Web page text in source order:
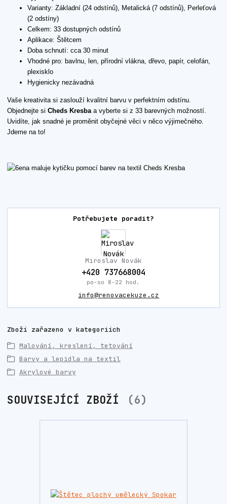
Varianty: Základní (24 odstínů), Metalická (7 odstínů), Perleťová
(2 odstíny)
Celkem: 33 dostupných odstínů
Aplikace: Štětcem
Doba schnutí: cca 30 minut
Vhodné pro: bavlnu, len, přírodní vlákna, dřevo, papír, celofán,
plexisklo
Hygienicky nezávadná
Vaše kreativita si zaslouží kvalitní barvu v perfektním odstínu.
Objednejte si Cheds Kresbaa vyberte si z 33 barevných možností.
Uvidíte, jak snadné je proměnit obyčejné věci v něco výjimečného.
Jdeme na to!
Potřebujete poradit?
Miroslav Novák
+420 737668004
po-so 8-22 hod.
info@renovacekuze.cz
Zboží zařazeno v kategoriích
Malování, kreslení, tetování
Barvy a lepidla na textil
Akrylové barvy
SOUVISEJÍCÍ ZBOŽÍ 6